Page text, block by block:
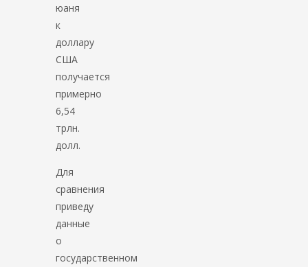
юаня
к
доллару
США
получается
примерно
6,54
трлн.
долл.
Для
сравнения
приведу
данные
о
государственном